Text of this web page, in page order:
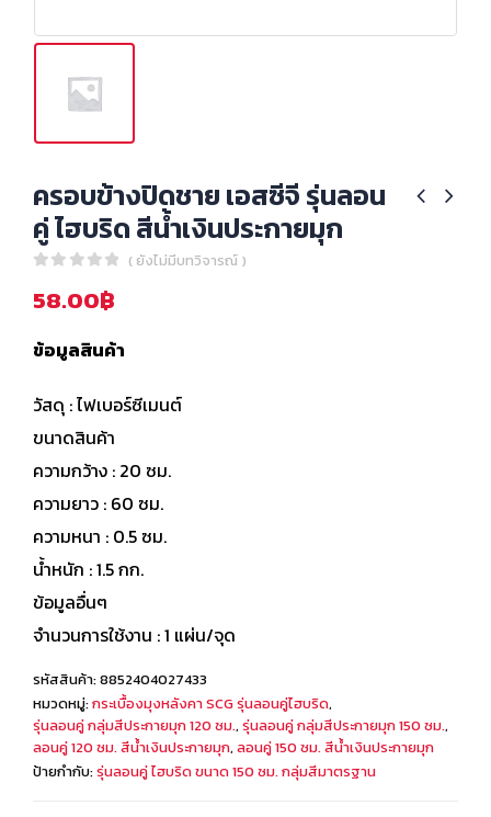
ครอบข้างปิดชาย เอสซีจี รุ่นลอน
คู่ ไฮบริด สีน้ำเงินประกายมุก
( ยังไม่มีบทวิจารณ์ )
58.00฿
ข้อมูลสินค้า
วัสดุ : ไฟเบอร์ซีเมนต์
ขนาดสินค้า
ความกว้าง : 20 ซม.
ความยาว : 60 ซม.
ความหนา : 0.5 ซม.
น้ำหนัก : 1.5 กก.
ข้อมูลอื่นๆ
จำนวนการใช้งาน : 1 แผ่น/จุด
รหัสสินค้า:8852404027433
หมวดหมู่:กระเบื้องมุงหลังคา SCG รุ่นลอนคู่ไฮบริด,
รุ่นลอนคู่ กลุ่มสีประกายมุก 120 ซม., รุ่นลอนคู่ กลุ่มสีประกายมุก 150 ซม.,
ลอนคู่ 120 ซม. สีน้ำเงินประกายมุก, ลอนคู่ 150 ซม. สีน้ำเงินประกายมุก
ป้ายกำกับ:รุ่นลอนคู่ ไฮบริด ขนาด 150 ซม. กลุ่มสีมาตรฐาน